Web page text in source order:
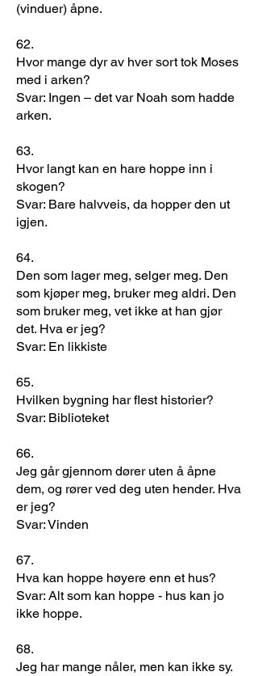
(vinduer) åpne.
62.
Hvor mange dyr av hver sort tok Moses
med i arken?
Svar: Ingen – det var Noah som hadde
arken.
63.
Hvor langt kan en hare hoppe inn i
skogen?
Svar: Bare halvveis, da hopper den ut
igjen.
64.
Den som lager meg, selger meg. Den
som kjøper meg, bruker meg aldri. Den
som bruker meg, vet ikke at han gjør
det. Hva er jeg?
Svar: En likkiste
65.
Hvilken bygning har flest historier?
Svar: Biblioteket
66.
Jeg går gjennom dører uten å åpne
dem, og rører ved deg uten hender. Hva
er jeg?
Svar: Vinden
67.
Hva kan hoppe høyere enn et hus?
Svar: Alt som kan hoppe - hus kan jo
ikke hoppe.
68.
Jeg har mange nåler, men kan ikke sy.